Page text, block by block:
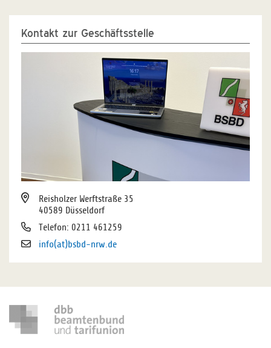
Kontakt zur Geschäftsstelle
Reisholzer Werftstraße 35
40589 Düsseldorf
Telefon: 0211 461259
info(at)bsbd-nrw.de